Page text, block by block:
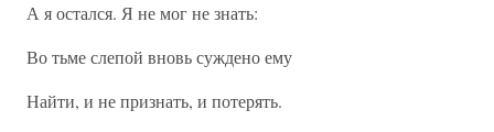
А я остался. Я не мог не знать:
Во тьме слепой вновь суждено ему
Найти, и не признать, и потерять.